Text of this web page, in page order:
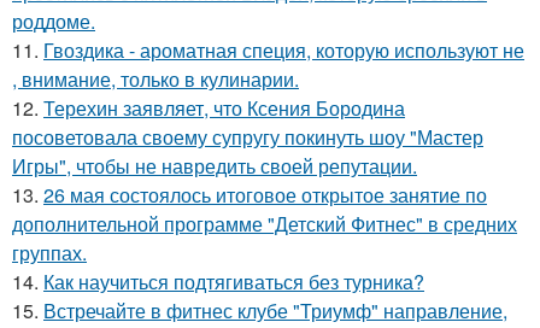
роддоме.
11. Гвоздика - ароматная специя, которую используют не
, внимание, только в кулинарии.
12. Терехин заявляет, что Ксения Бородина
посоветовала своему супругу покинуть шоу "Мастер
Игры", чтобы не навредить своей репутации.
13. 26 мая состоялось итоговое открытое занятие по
дополнительной программе "Детский Фитнес" в средних
группах.
14. Как научиться подтягиваться без турника?
15. Встречайте в фитнес клубе "Триумф" направление,